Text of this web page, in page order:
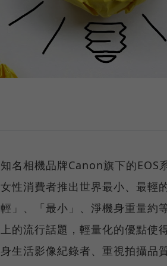
知名相機品牌Canon旗下的EOS
女性消費者推出世界最小、最輕
輕」、「最小」、淨機身重量約
上的流行話題，輕量化的優點使
身生活影像紀錄者、重視拍攝品